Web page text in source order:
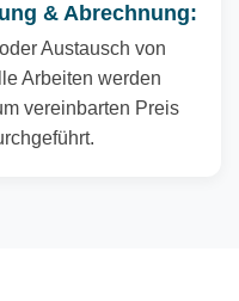
& Abrechnung:
Austausch von
Arbeiten werden
vereinbarten Preis